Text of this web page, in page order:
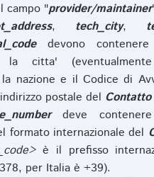
campo "provider/maintainer
, tech_city,
devono contenere
la citta'
nazione e il Codice di
postale del Contatto
deve
formato internazionale del
è il prefisso
per Italia è +39).